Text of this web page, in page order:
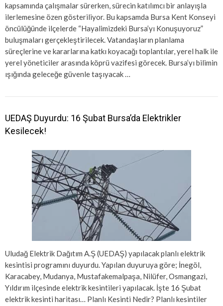
kapsamında çalışmalar sürerken, sürecin katılımcı bir anlayışla
ilerlemesine özen gösteriliyor. Bu kapsamda Bursa Kent Konseyi
öncülüğünde ilçelerde “Hayalimizdeki Bursa’yı Konuşuyoruz”
buluşmaları gerçekleştirilecek. Vatandaşların planlama
süreçlerine ve kararlarına katkı koyacağı toplantılar, yerel halk ile
yerel yöneticiler arasında köprü vazifesi görecek. Bursa’yı bilimin
ışığında geleceğe güvenle taşıyacak …
UEDAŞ Duyurdu: 16 Şubat Bursa’da Elektrikler
Kesilecek!
Uludağ Elektrik Dağıtım A.Ş (UEDAŞ) yapılacak planlı elektrik
kesintisi programını duyurdu. Yapılan duyuruya göre; İnegöl,
Karacabey, Mudanya, Mustafakemalpaşa, Nilüfer, Osmangazi,
Yıldırım ilçesinde elektrik kesintileri yapılacak. İşte 16 Şubat
elektrik kesinti haritası… Planlı Kesinti Nedir? Planlı kesintiler